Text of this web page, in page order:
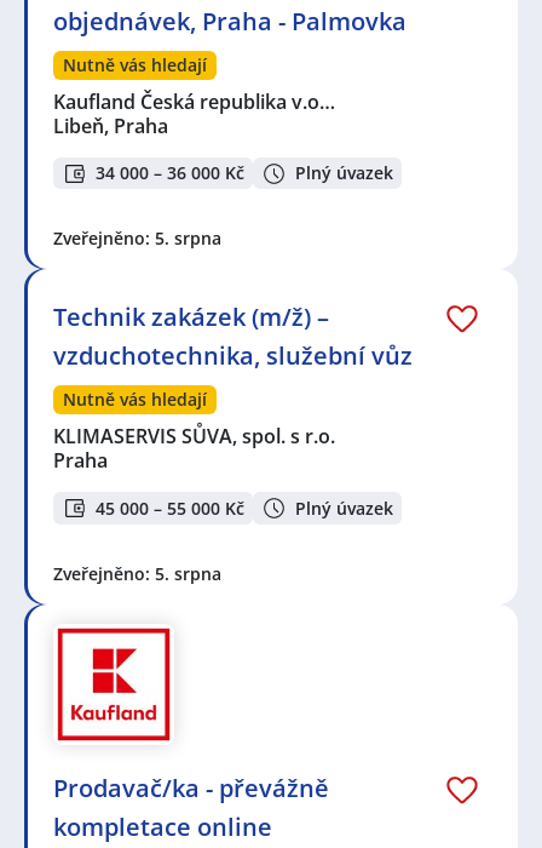
objednávek, Praha - Palmovka
Nutně vás hledají
Kaufland Česká republika v.o…
Libeň, Praha
34 000 – 36 000 Kč Plný úvazek
Zveřejněno: 5. srpna
Technik zakázek (m/ž) –
vzduchotechnika, služební vůz
Nutně vás hledají
KLIMASERVIS SŮVA, spol. s r.o.
Praha
45 000 – 55 000 Kč Plný úvazek
Zveřejněno: 5. srpna
Prodavač/ka - převážně
kompletace online